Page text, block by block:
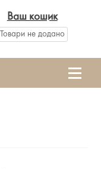
Ваш кошик
Товари не додано